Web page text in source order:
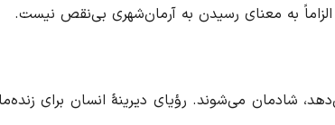
به معنای رسیدن به آرمان‌شهری بی‌نقص نیست.
شادمان می‌شوند. رؤیای دیرینهٔ انسان برای